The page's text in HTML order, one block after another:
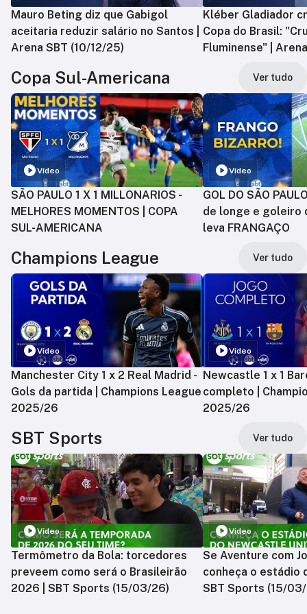
Mauro Beting diz que Gabigol
aceitaria reduzir salário no Santos |
Arena SBT (10/12/25)
Kléber Gladiador
Copa do Brasil:
Fluminense" |
Copa Sul-Americana Ver tudo
Vídeo
SÃO PAULO 1 X 1 MILLONARIOS -
MELHORES MOMENTOS | COPA
SUL-AMERICANA
Vídeo
GOL DO SÃO
de longe e goleiro
leva FRANGAÇO
Champions League Ver tudo
Vídeo
Manchester City 1 x 2 Real Madrid -
Gols da partida | Champions League
2025/26
Vídeo
Newcastle 1 x 1
completo |
2025/26
SBT Sports Ver tudo
Vídeo
Termômetro da Bola: torcedores
preveem como será o Brasileirão
2026 | SBT Sports (15/03/26)
Vídeo
Se Aventure com
conheça o estádio
SBT Sports (15/